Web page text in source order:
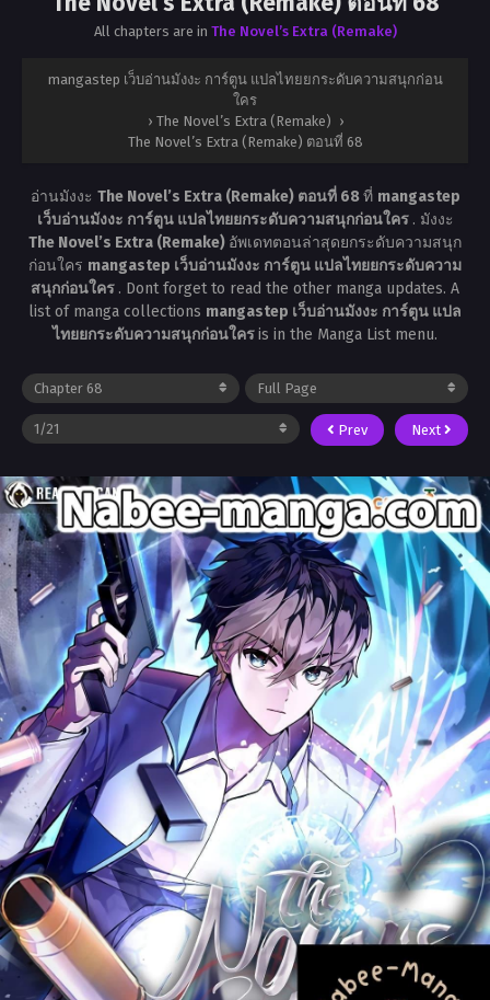
All chapters are in The Novel’s Extra (Remake)
mangastep เว็บอ่านมังงะ การ์ตูน แปลไทยยกระดับความสนุกก่อน
ใคร
› The Novel’s Extra (Remake) ›
The Novel’s Extra (Remake) ตอนที่ 68
อ่านมังงะ The Novel’s Extra (Remake) ตอนที่ 68ที่ mangastep
เว็บอ่านมังงะ การ์ตูน แปลไทยยกระดับความสนุกก่อนใคร . มังงะ
The Novel’s Extra (Remake) อัพเดทตอนล่าสุดยกระดับความสนุก
ก่อนใคร mangastep เว็บอ่านมังงะ การ์ตูน แปลไทยยกระดับความ
สนุกก่อนใคร . Dont forget to read the other manga updates. A
list of manga collections mangastep เว็บอ่านมังงะ การ์ตูน แปล
ไทยยกระดับความสนุกก่อนใครis in the Manga List menu.
Prev Next